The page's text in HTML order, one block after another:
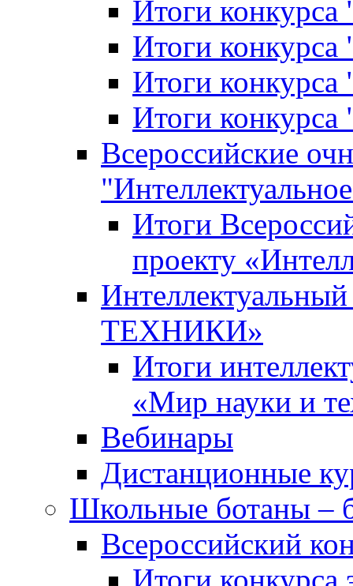
Итоги
Итоги конкурса
Итоги
Итоги
Всероссийские
Итоги
проекту
ТЕХНИКИ»
Итоги
«Мир науки и
Вебинары
Дистанционные
Школьные ботаны –
Всероссийский